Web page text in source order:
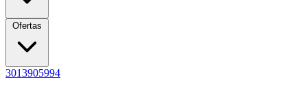
Ofertas
3013905994